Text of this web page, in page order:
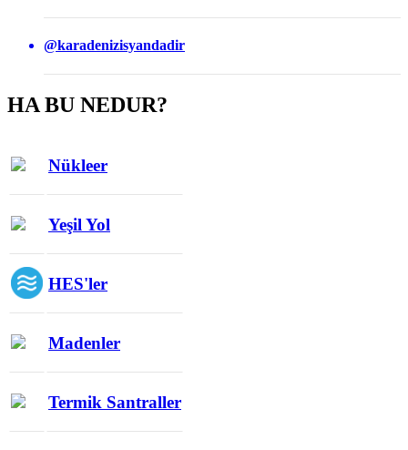
@karadenizisyandadir
HA BU NEDUR?
Nükleer
Yeşil Yol
HES'ler
Madenler
Termik Santraller